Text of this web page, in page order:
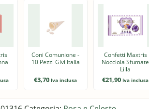
Coni Comunione -
10 Pezzi Givi Italia
€3,70 Iva inclusa
Confetti Maxtris
Nocciola Sfumate
Lilla
€21,90 Iva inclusa